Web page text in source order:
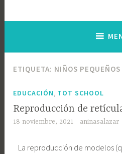
ETIQUETA: NIÑOS PEQUEÑOS
EDUCACIÓN TOT SCHOOL
Reproducción de
18 noviembre, 2021 aninasalazar
La reproducción de modelos